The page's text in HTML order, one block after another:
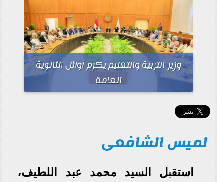
وزير التربية والتعليم يكرم أوائل الثانوية
العامة
لميس الشافعى
استقبل السيد محمد عبد اللطيف،